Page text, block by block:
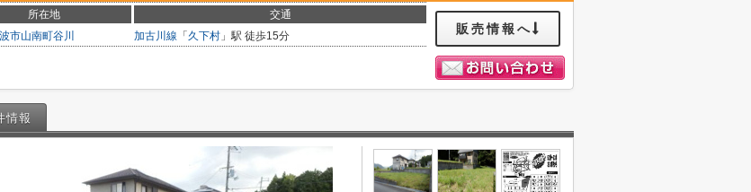
所在地
交通
市山南町谷川 加古川線 「 久下村 」駅 徒歩15分 販売情報へ
情報